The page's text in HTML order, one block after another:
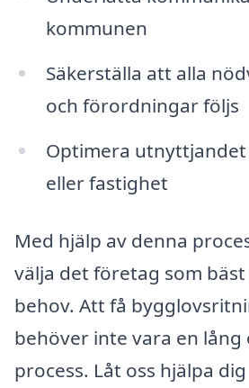
kommunen
Säkerställa att alla
och förordningar följs
Optimera
eller fastighet
Med hjälp av denna
välja det företag som
behov. Att få
behöver inte vara en lång
process. Låt oss hjälpa